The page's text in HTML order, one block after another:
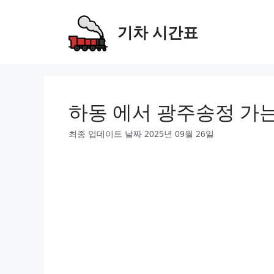
기차 시간표
하동 에서 광주송정 가
최종 업데이트 날짜 2025년 09월 26일